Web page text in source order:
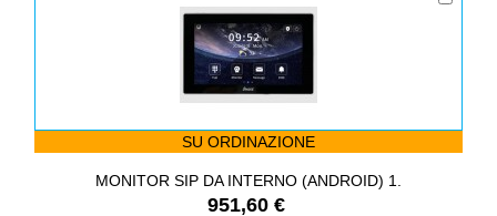
SU ORDINAZIONE
MONITOR SIP DA INTERNO (ANDROID) 1.
951,60 €